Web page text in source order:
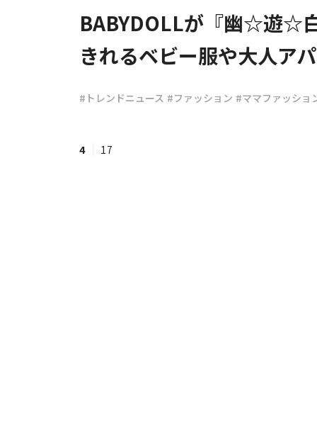
BABYDOLLが『幽☆遊☆
きれるベビー服や大人ア
#トレンドニュース #ファッション #ママファッショ
4 17